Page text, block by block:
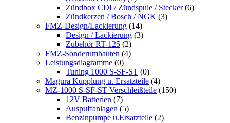
Zündbox CDI / Zündspule / Stecker (6)
Zündkerzen / Bosch / NGK (3)
FMZ-Design/Lackierung (14)
Design / Lackierung (3)
Zubehör RT-125 (2)
FMZ-Sonderumbauten (4)
Leistungsdiagramme (0)
Tuning 1000 S-SF-ST (0)
Magura Kupplung u. Ersatzteile (4)
MZ-1000 S-SF-ST Verschleißteile (150)
12V Batterien (7)
Auspuffanlagen (5)
Benzinpumpe u.Ersatzteile (2)